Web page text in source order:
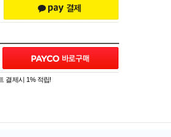
결제시 1% 적립!